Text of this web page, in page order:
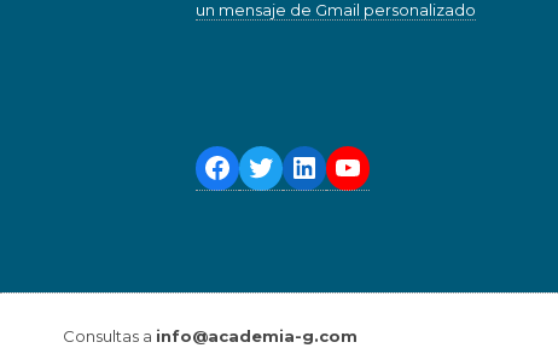
un mensaje de Gmail personalizado
Consultas a info@academia-g.com